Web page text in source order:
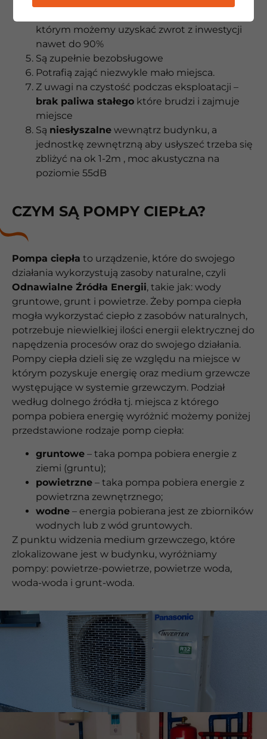
którym możemy uzyskać zwrot z inwestycji
nawet do 90%
Są zupełnie bezobsługowe
Potrafią zająć niezwykle mało miejsca.
Z uwagi na czystość podczas eksploatacji –
brak paliwa stałego które brudzi i zajmuje
miejsce
Są niesłyszalne wewnątrz budynku, a
jednostkę zewnętrzną aby usłyszeć trzeba się
zbliżyć na ok 1-2m , moc akustyczna na
poziomie 55dB
CZYM SĄ POMPY CIEPŁA?
Pompa ciepła to urządzenie, które do swojego
działania wykorzystują zasoby naturalne, czyli
Odnawialne Źródła Energii, takie jak: wody
gruntowe, grunt i powietrze. Żeby pompa ciepła
mogła wykorzystać ciepło z zasobów naturalnych,
potrzebuje niewielkiej ilości energii elektrycznej do
napędzenia procesów oraz do swojego działania.
Pompy ciepła dzieli się ze względu na miejsce w
którym pozyskuje energię oraz medium grzewcze
występujące w systemie grzewczym. Podział
według dolnego źródła tj. miejsca z którego
pompa pobiera energię wyróżnić możemy poniżej
przedstawione rodzaje pomp ciepła:
gruntowe – taka pompa pobiera energie z
ziemi (gruntu);
powietrzne – taka pompa pobiera energie z
powietrzna zewnętrznego;
wodne – energia pobierana jest ze zbiorników
wodnych lub z wód gruntowych.
Z punktu widzenia medium grzewczego, które
zlokalizowane jest w budynku, wyróżniamy
pompy: powietrze-powietrze, powietrze woda,
woda-woda i grunt-woda.